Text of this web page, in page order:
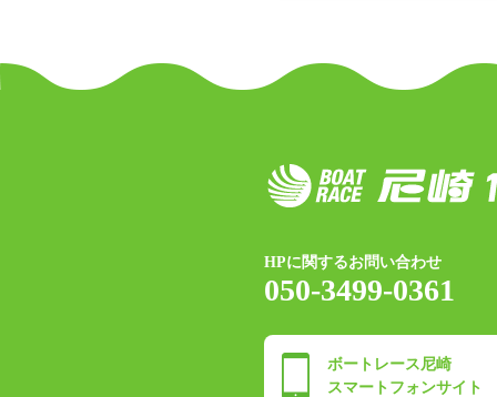
HPに関するお問い合わせ
050-3499-0361
ボートレース尼崎
スマートフォンサイト